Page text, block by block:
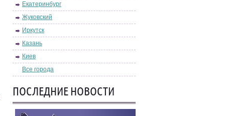
Екатеринбург
Жуковский
Иркутск
Казань
Киев
Все города
ПОСЛЕДНИЕ НОВОСТИ